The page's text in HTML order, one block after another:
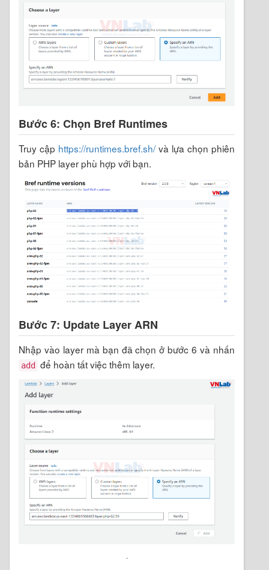
Bước 6: Chọn Bref Runtimes
Truy cập https://runtimes.bref.sh/và lựa chọn phiên
bản PHP layer phù hợp với bạn.
Bước 7: Update Layer ARN
Nhập vào layer mà bạn đã chọn ở bước 6 và nhấn
add để hoàn tất việc thêm layer.
.